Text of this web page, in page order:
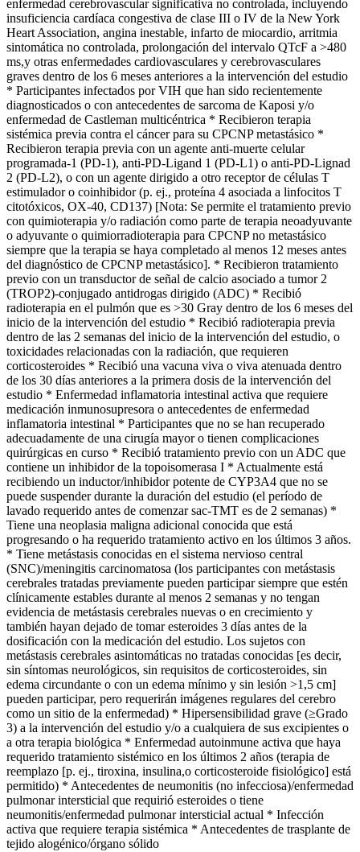
enfermedad cerebrovascular significativa no controlada, incluyendo
insuficiencia cardíaca congestiva de clase III o IV de la New York
Heart Association, angina inestable, infarto de miocardio, arritmia
sintomática no controlada, prolongación del intervalo QTcF a >480
ms,y otras enfermedades cardiovasculares y cerebrovasculares
graves dentro de los 6 meses anteriores a la intervención del estudio
* Participantes infectados por VIH que han sido recientemente
diagnosticados o con antecedentes de sarcoma de Kaposi y/o
enfermedad de Castleman multicéntrica * Recibieron terapia
sistémica previa contra el cáncer para su CPCNP metastásico *
Recibieron terapia previa con un agente anti-muerte celular
programada-1 (PD-1), anti-PD-Ligand 1 (PD-L1) o anti-PD-Lignad
2 (PD-L2), o con un agente dirigido a otro receptor de células T
estimulador o coinhibidor (p. ej., proteína 4 asociada a linfocitos T
citotóxicos, OX-40, CD137) [Nota: Se permite el tratamiento previo
con quimioterapia y/o radiación como parte de terapia neoadyuvante
o adyuvante o quimiorradioterapia para CPCNP no metastásico
siempre que la terapia se haya completado al menos 12 meses antes
del diagnóstico de CPCNP metastásico]. * Recibieron tratamiento
previo con un transductor de señal de calcio asociado a tumor 2
(TROP2)-conjugado antidrogas dirigido (ADC) * Recibió
radioterapia en el pulmón que es >30 Gray dentro de los 6 meses del
inicio de la intervención del estudio * Recibió radioterapia previa
dentro de las 2 semanas del inicio de la intervención del estudio, o
toxicidades relacionadas con la radiación, que requieren
corticosteroides * Recibió una vacuna viva o viva atenuada dentro
de los 30 días anteriores a la primera dosis de la intervención del
estudio * Enfermedad inflamatoria intestinal activa que requiere
medicación inmunosupresora o antecedentes de enfermedad
inflamatoria intestinal * Participantes que no se han recuperado
adecuadamente de una cirugía mayor o tienen complicaciones
quirúrgicas en curso * Recibió tratamiento previo con un ADC que
contiene un inhibidor de la topoisomerasa I * Actualmente está
recibiendo un inductor/inhibidor potente de CYP3A4 que no se
puede suspender durante la duración del estudio (el período de
lavado requerido antes de comenzar sac-TMT es de 2 semanas) *
Tiene una neoplasia maligna adicional conocida que está
progresando o ha requerido tratamiento activo en los últimos 3 años.
* Tiene metástasis conocidas en el sistema nervioso central
(SNC)/meningitis carcinomatosa (los participantes con metástasis
cerebrales tratadas previamente pueden participar siempre que estén
clínicamente estables durante al menos 2 semanas y no tengan
evidencia de metástasis cerebrales nuevas o en crecimiento y
también hayan dejado de tomar esteroides 3 días antes de la
dosificación con la medicación del estudio. Los sujetos con
metástasis cerebrales asintomáticas no tratadas conocidas [es decir,
sin síntomas neurológicos, sin requisitos de corticosteroides, sin
edema circundante o con un edema mínimo y sin lesión >1,5 cm]
pueden participar, pero requerirán imágenes regulares del cerebro
como un sitio de la enfermedad) * Hipersensibilidad grave (≥Grado
3) a la intervención del estudio y/o a cualquiera de sus excipientes o
a otra terapia biológica * Enfermedad autoinmune activa que haya
requerido tratamiento sistémico en los últimos 2 años (terapia de
reemplazo [p. ej., tiroxina, insulina,o corticosteroide fisiológico] está
permitido) * Antecedentes de neumonitis (no infecciosa)/enfermedad
pulmonar intersticial que requirió esteroides o tiene
neumonitis/enfermedad pulmonar intersticial actual * Infección
activa que requiere terapia sistémica * Antecedentes de trasplante de
tejido alogénico/órgano sólido